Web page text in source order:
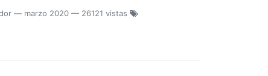
— marzo 2020 — 26121 vistas